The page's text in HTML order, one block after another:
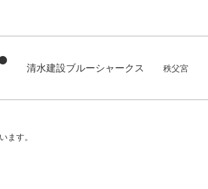
清水建設ブルーシャークス 秩父宮
ます。